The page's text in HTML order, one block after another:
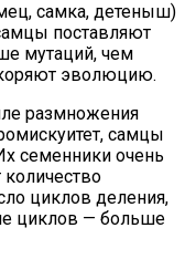
самка, детеныш)
поставляют
мутаций, чем
эволюцию.
размножения
самцы
семенники очень
циклов деления,
циклов — больше